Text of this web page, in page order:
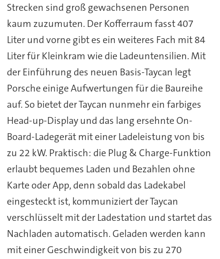
Strecken sind groß gewachsenen Personen
kaum zuzumuten. Der Kofferraum fasst 407
Liter und vorne gibt es ein weiteres Fach mit 84
Liter für Kleinkram wie die Ladeuntensilien. Mit
der Einführung des neuen Basis-Taycan legt
Porsche einige Aufwertungen für die Baureihe
auf. So bietet der Taycan nunmehr ein farbiges
Head-up-Display und das lang ersehnte On-
Board-Ladegerät mit einer Ladeleistung von bis
zu 22 kW. Praktisch: die Plug & Charge-Funktion
erlaubt bequemes Laden und Bezahlen ohne
Karte oder App, denn sobald das Ladekabel
eingesteckt ist, kommuniziert der Taycan
verschlüsselt mit der Ladestation und startet das
Nachladen automatisch. Geladen werden kann
mit einer Geschwindigkeit von bis zu 270